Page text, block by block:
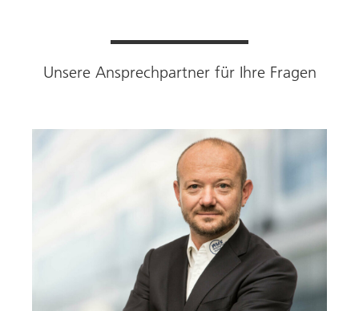
Unsere Ansprechpartner für Ihre Fragen